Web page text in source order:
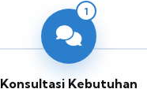
1
Konsultasi Kebutuhan